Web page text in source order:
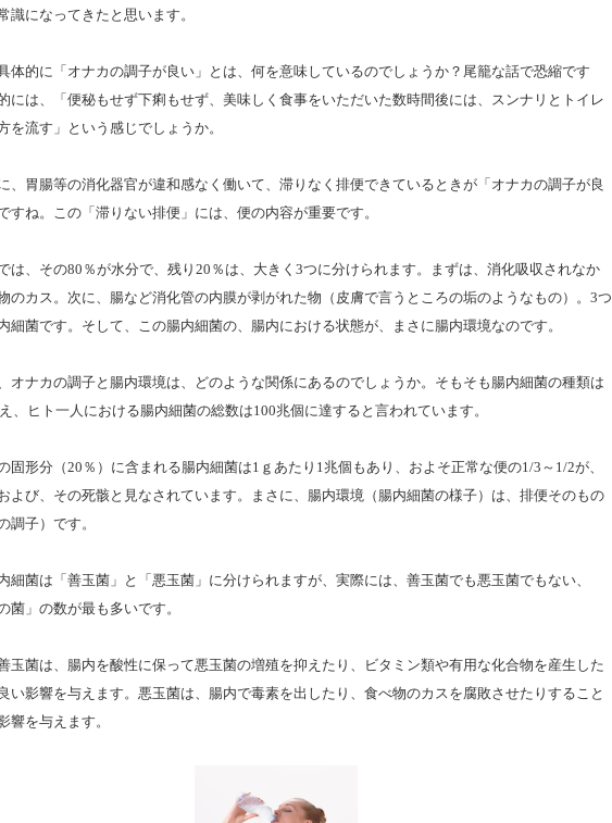
識になってきたと思います。
体的に「オナカの調子が良い」とは、何を意味しているのでしょうか？尾籠な話で恐縮です
には、「便秘もせず下痢もせず、美味しく食事をいただいた数時間後には、スンナリとトイレ
を流す」という感じでしょうか。
、胃腸等の消化器官が違和感なく働いて、滞りなく排便できているときが「オナカの調子が良
すね。この「滞りない排便」には、便の内容が重要です。
は、その80％が水分で、残り20％は、大きく3つに分けられます。まずは、消化吸収されなか
のカス。次に、腸など消化管の内膜が剥がれた物（皮膚で言うところの垢のようなもの）。3つ
細菌です。そして、この腸内細菌の、腸内における状態が、まさに腸内環境なのです。
オナカの調子と腸内環境は、どのような関係にあるのでしょうか。そもそも腸内細菌の種類は
、ヒト一人における腸内細菌の総数は100兆個に達すると言われています。
固形分（20％）に含まれる腸内細菌は1ｇあたり1兆個もあり、およそ正常な便の1/3～1/2が、
よび、その死骸と見なされています。まさに、腸内環境（腸内細菌の様子）は、排便そのもの
調子）です。
細菌は「善玉菌」と「悪玉菌」に分けられますが、実際には、善玉菌でも悪玉菌でもない、
菌」の数が最も多いです。
玉菌は、腸内を酸性に保って悪玉菌の増殖を抑えたり、ビタミン類や有用な化合物を産生した
い影響を与えます。悪玉菌は、腸内で毒素を出したり、食べ物のカスを腐敗させたりすること
響を与えます。